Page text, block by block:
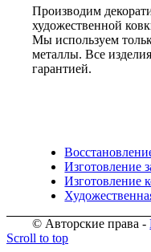
Производим
художественной
Мы используем
металлы. Все
гарантией.
Изготовление
Изготовление
© Авторские права -
Scroll to top